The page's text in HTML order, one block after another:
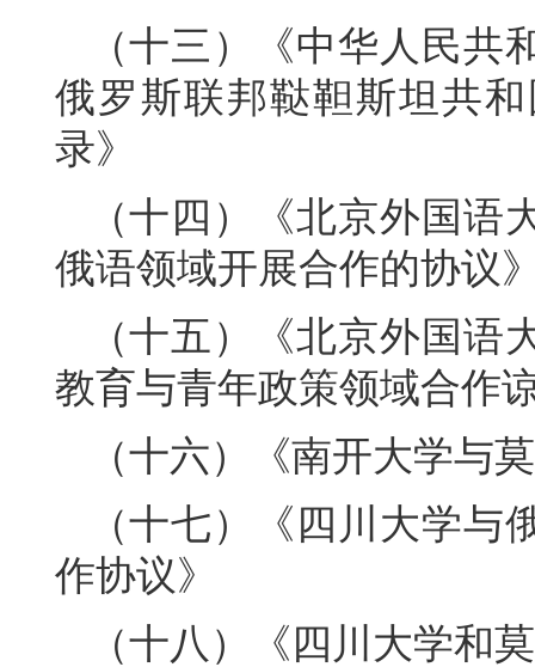
（十三）《中华人民
俄罗斯联邦鞑靼斯坦共
录》
（十四）《北京外国
俄语领域开展合作的协议
（十五）《北京外国
教育与青年政策领域合作
（十六）《南开大学与
（十七）《四川大学
作协议》
（十八）《四川大学和